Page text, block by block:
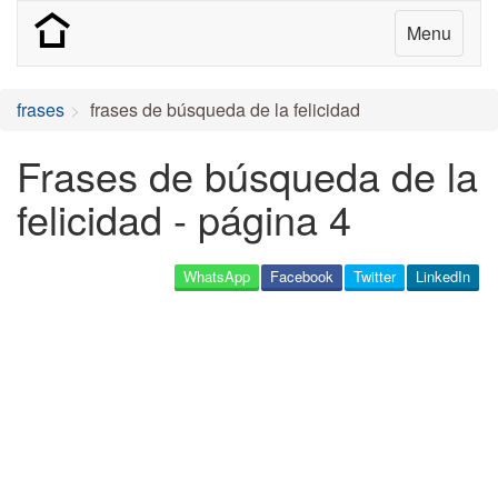
Menu
frases frases de búsqueda de la felicidad
Frases de búsqueda de la
felicidad - página 4
LinkedIn
Twitter
Facebook
WhatsApp